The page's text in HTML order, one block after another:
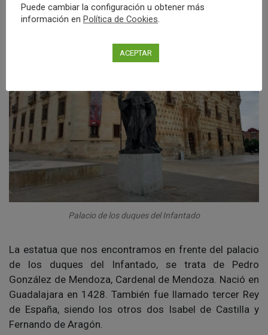
Palacio de los duques del Infantado
La estatua que nos encontramos en frente del palacio
de los duques del Infantado, se trata de Pedro
González de Mendoza, Cardenal de Mendoza. Nació en
Guadalajara en 1428. También fue llamado tercer Rey
de España, siendo los otros dos Isabel de Castilla y
Fernando de Aragón.
Puede cambiar la configuración u obtener más
información en Política de Cookies
ACEPTAR